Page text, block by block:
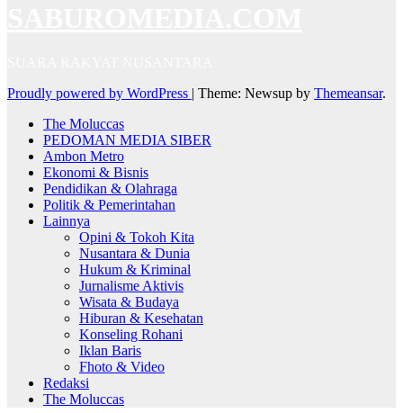
Proudly powered by WordPress | Theme: Newsup by Themeansar.
The Moluccas
PEDOMAN MEDIA SIBER
Ambon Metro
Ekonomi & Bisnis
Pendidikan & Olahraga
Politik & Pemerintahan
Lainnya
Opini & Tokoh Kita
Nusantara & Dunia
Hukum & Kriminal
Jurnalisme Aktivis
Wisata & Budaya
Hiburan & Kesehatan
Konseling Rohani
Iklan Baris
Fhoto & Video
Redaksi
The Moluccas